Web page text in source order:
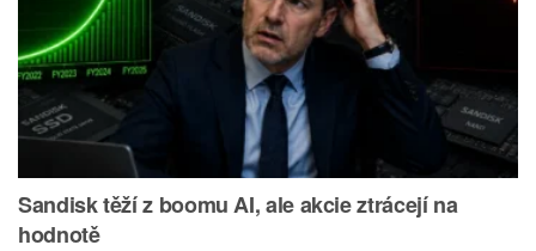
Sandisk těží z boomu AI, ale akcie ztrácejí na
hodnotě